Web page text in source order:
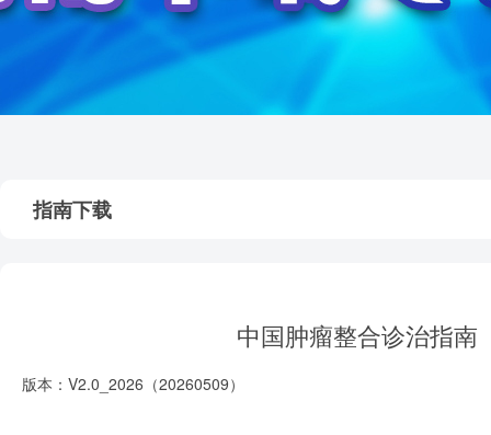
指南下载
中国肿瘤整合诊治指南
版本：V2.0_2026（20260509）